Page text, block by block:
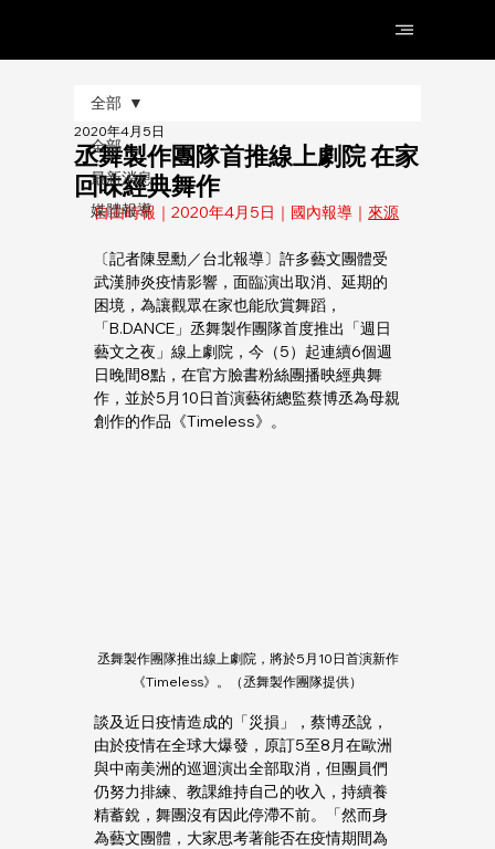
全部
最新消息
媒體報導
全部
丞舞製作團隊首推線上劇院 在家
回味經典舞作
2020年4月5日
自由時報｜2020年4月5日｜國內報導｜來源
〔記者陳昱勳／台北報導〕許多藝文團體受
武漢肺炎疫情影響，面臨演出取消、延期的
困境，為讓觀眾在家也能欣賞舞蹈，
「B.DANCE」丞舞製作團隊首度推出「週日
藝文之夜」線上劇院，今（5）起連續6個週
日晚間8點，在官方臉書粉絲團播映經典舞
作，並於5月10日首演藝術總監蔡博丞為母親
創作的作品《Timeless》。
丞舞製作團隊推出線上劇院，將於5月10日首演新作
《Timeless》。（丞舞製作團隊提供）
談及近日疫情造成的「災損」，蔡博丞說，
由於疫情在全球大爆發，原訂5至8月在歐洲
與中南美洲的巡迴演出全部取消，但團員們
仍努力排練、教課維持自己的收入，持續養
精蓄銳，舞團沒有因此停滯不前。「然而身
為藝文團體，大家思考著能否在疫情期間為